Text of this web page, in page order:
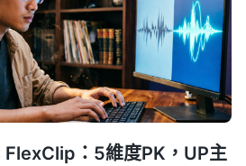
：5維度PK，UP主